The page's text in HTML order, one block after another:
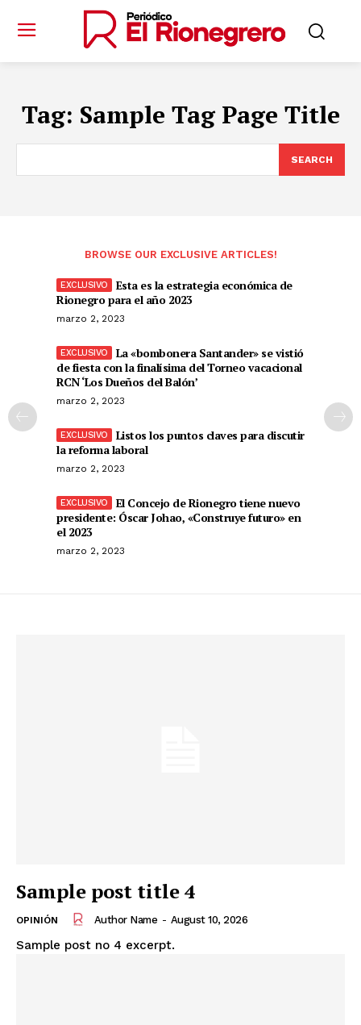
Tag: Sample Tag Page Title
SEARCH
BROWSE OUR EXCLUSIVE ARTICLES!
Esta es la estrategia económica de
Rionegro para el año 2023
marzo 2, 2023
La «bombonera Santander» se vistió
de fiesta con la finalísima del Torneo vacacional
RCN ‘Los Dueños del Balón’
marzo 2, 2023
Listos los puntos claves para discutir
la reforma laboral
marzo 2, 2023
El Concejo de Rionegro tiene nuevo
presidente: Óscar Johao, «Construye futuro» en
el 2023
marzo 2, 2023
Sample post title 4
OPINIÓN Author Name - August 10, 2026
Sample post no 4 excerpt.